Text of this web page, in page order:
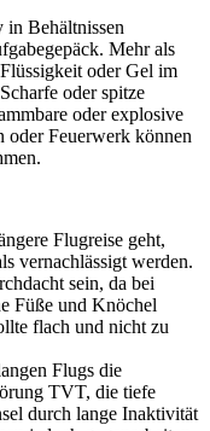
in Behältnissen
Mehr als
oder Gel im
oder spitze
oder explosive
oder Feuerwerk können
Flugreise geht,
vernachlässigt werden.
sein, da bei
Füße und Knöchel
flach und nicht zu
Flugs die
TVT, die tiefe
durch lange Inaktivität